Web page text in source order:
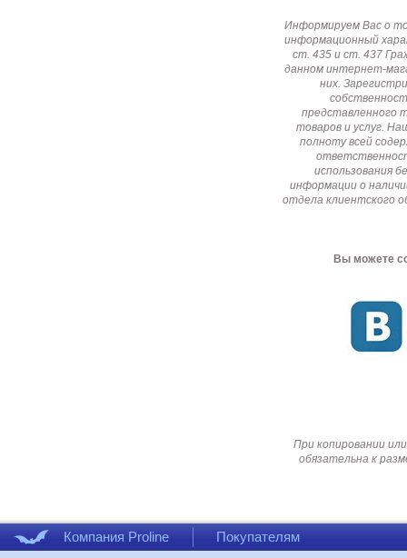
Информируем Вас о
информационный
ст. 435 и ст. 437
данном интернет-
них.
представленного
товаров и услуг.
полноту всей
использования
информации о
отдела клиентского
Вы можете
При копировании
обязательна к
Компания Proline Покупателям